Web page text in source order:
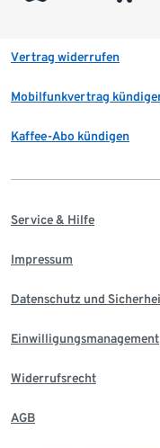
Vertrag widerrufen
Mobilfunkvertrag
Kaffee-Abo kündigen
Service & Hilfe
Impressum
Datenschutz und
Einwilligungsmanagement
Widerrufsrecht
AGB